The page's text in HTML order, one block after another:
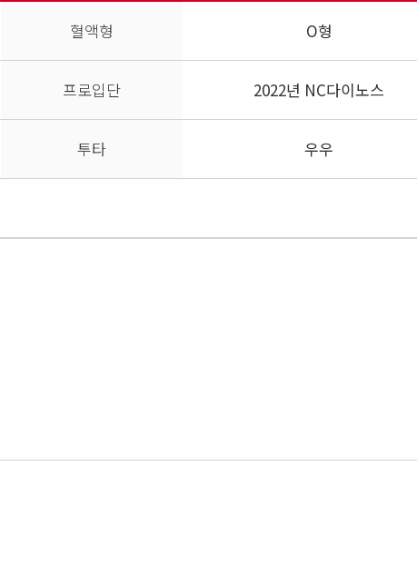
혈액형 O형
프로입단 2022년 NC다이노스
투타 우우